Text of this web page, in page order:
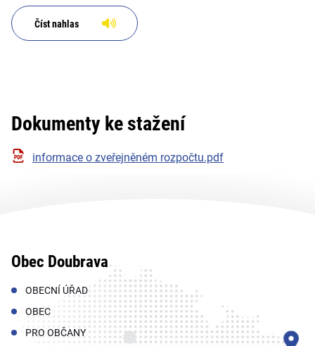
Číst nahlas
Dokumenty ke stažení
informace o zveřejněném rozpočtu.pdf
Obec Doubrava
OBECNÍ ÚŘAD
OBEC
PRO OBČANY